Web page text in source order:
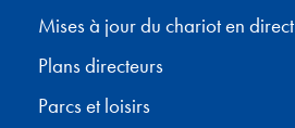
Mises à jour du chariot en direct
Plans directeurs
Parcs et loisirs